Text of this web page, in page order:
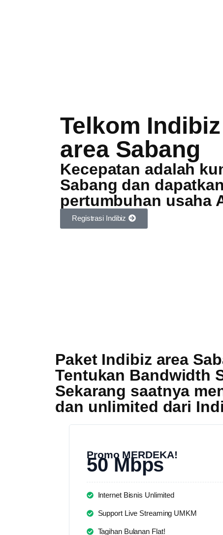
Telkom Indibiz
area Sabang
Kecepatan adalah
Sabang dan
pertumbuhan usaha
Registrasi Indibiz
Paket Indibiz area
Tentukan Bandwidth
Sekarang saatnya
dan unlimited dari
Promo MERDEKA!
50 Mbps
Internet Bisnis Unlimited
Support Live Streaming UMKM
Tagihan Bulanan Flat!